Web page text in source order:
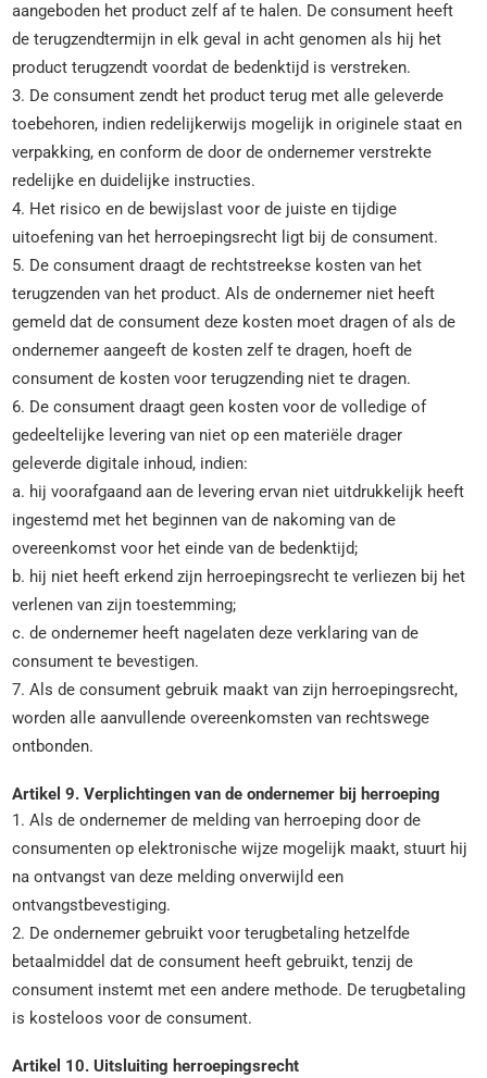
aangeboden het product zelf af te halen. De consument heeft
de terugzendtermijn in elk geval in acht genomen als hij het
product terugzendt voordat de bedenktijd is verstreken.
3. De consument zendt het product terug met alle geleverde
toebehoren, indien redelijkerwijs mogelijk in originele staat en
verpakking, en conform de door de ondernemer verstrekte
redelijke en duidelijke instructies.
4. Het risico en de bewijslast voor de juiste en tijdige
uitoefening van het herroepingsrecht ligt bij de consument.
5. De consument draagt de rechtstreekse kosten van het
terugzenden van het product. Als de ondernemer niet heeft
gemeld dat de consument deze kosten moet dragen of als de
ondernemer aangeeft de kosten zelf te dragen, hoeft de
consument de kosten voor terugzending niet te dragen.
6. De consument draagt geen kosten voor de volledige of
gedeeltelijke levering van niet op een materiële drager
geleverde digitale inhoud, indien:
a. hij voorafgaand aan de levering ervan niet uitdrukkelijk heeft
ingestemd met het beginnen van de nakoming van de
overeenkomst voor het einde van de bedenktijd;
b. hij niet heeft erkend zijn herroepingsrecht te verliezen bij het
verlenen van zijn toestemming;
c. de ondernemer heeft nagelaten deze verklaring van de
consument te bevestigen.
7. Als de consument gebruik maakt van zijn herroepingsrecht,
worden alle aanvullende overeenkomsten van rechtswege
ontbonden.
Artikel 9. Verplichtingen van de ondernemer bij herroeping
1. Als de ondernemer de melding van herroeping door de
consumenten op elektronische wijze mogelijk maakt, stuurt hij
na ontvangst van deze melding onverwijld een
ontvangstbevestiging.
2. De ondernemer gebruikt voor terugbetaling hetzelfde
betaalmiddel dat de consument heeft gebruikt, tenzij de
consument instemt met een andere methode. De terugbetaling
is kosteloos voor de consument.
Artikel 10. Uitsluiting herroepingsrecht